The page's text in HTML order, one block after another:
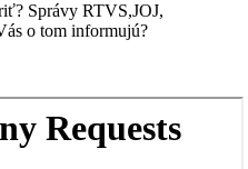
Správy RTVS,JOJ,
o tom informujú?